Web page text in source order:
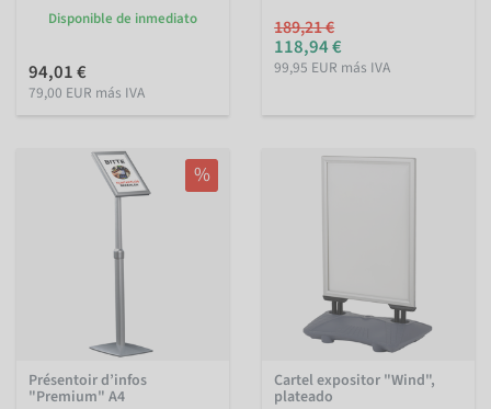
Disponible de inmediato
94,01 €
79,00 EUR más IVA
189,21 €
118,94 €
99,95 EUR más IVA
%
Présentoir d’infos
"Premium" A4
Cartel expositor "Wind",
plateado